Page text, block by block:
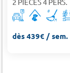
dès 439€ / sem.